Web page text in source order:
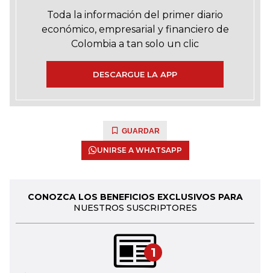
Toda la información del primer diario
económico, empresarial y financiero de
Colombia a tan solo un clic
DESCARGUE LA APP
GUARDAR
UNIRSE A WHATSAPP
CONOZCA LOS BENEFICIOS EXCLUSIVOS PARA
NUESTROS SUSCRIPTORES
1